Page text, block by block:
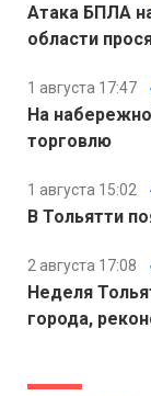
Атака БПЛА
области
1 августа 17:47
На
торговлю
1 августа 15:02
В Тольятти
2 августа 17:08
Неделя
города,